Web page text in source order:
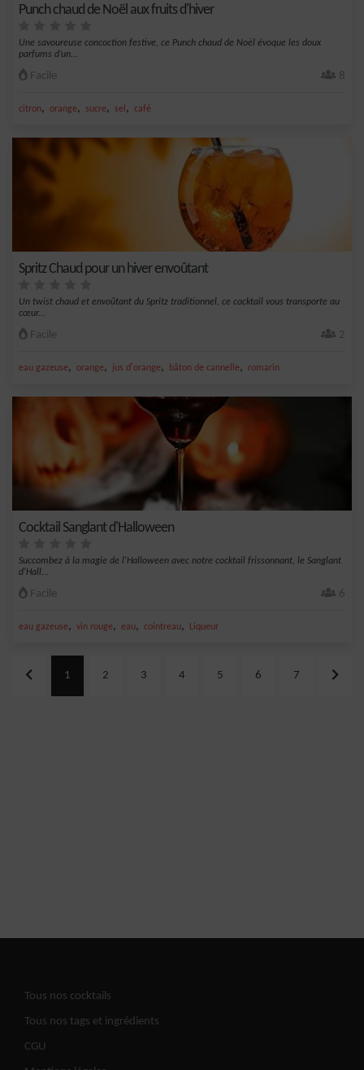
Punch chaud de Noël aux fruits d'hiver
Une savoureuse concoction festive, ce Punch chaud de Noël évoque les doux
parfums d’un...
Facile 8
citron, orange, sucre, sel , café
Spritz Chaud pour un hiver envoûtant
Un twist chaud et envoûtant du Spritz traditionnel, ce cocktail vous transporte au
cœur...
Facile 2
eau gazeuse, orange, jus d'orange, bâton de cannelle, romarin
Cocktail Sanglant d'Halloween
Succombez à la magie de l'Halloween avec notre cocktail frissonnant, le Sanglant
d'Hall...
Facile 6
eau gazeuse, vin rouge, eau, cointreau, Liqueur
1 2 3 4 5 6 7
Tous nos cocktails
Tous nos tags et ingrédients
CGU